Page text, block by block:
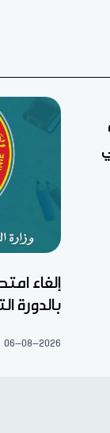
إلغاء
بالدورة
06-08-2026